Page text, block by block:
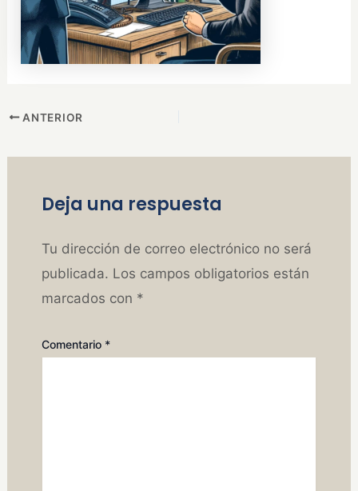
ANTERIOR
Deja una respuesta
Tu dirección de correo electrónico no será
publicada. Los campos obligatorios están
marcados con *
Comentario *